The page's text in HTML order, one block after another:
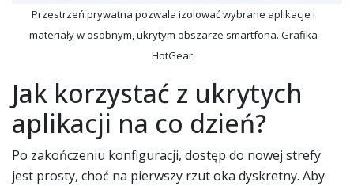
Przestrzeń prywatna pozwala izolować wybrane aplikacje i
materiały w osobnym, ukrytym obszarze smartfona. Grafika
HotGear.
Jak korzystać z ukrytych
aplikacji na co dzień?
Po zakończeniu konfiguracji, dostęp do nowej strefy
jest prosty, choć na pierwszy rzut oka dyskretny. Aby